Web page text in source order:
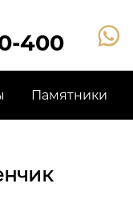
400
Памятники